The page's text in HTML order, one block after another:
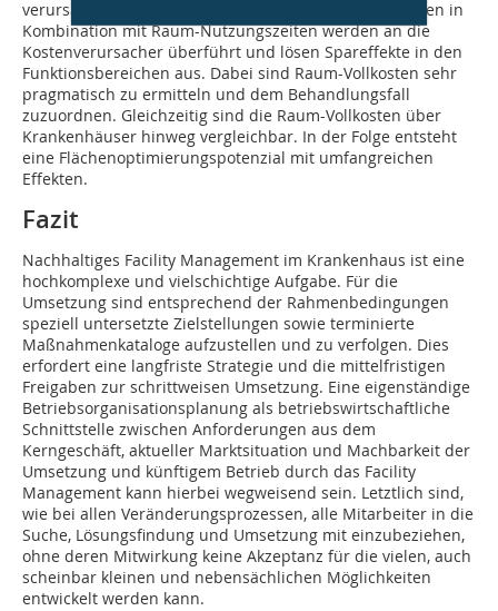
verursachungsgerecht zuordenbaren Arbeitsplatzkosten in
Kombination mit Raum-Nutzungszeiten werden an die
Kostenverursacher überführt und lösen Spareffekte in den
Funktionsbereichen aus. Dabei sind Raum-Vollkosten sehr
pragmatisch zu ermitteln und dem Behandlungsfall
zuzuordnen. Gleichzeitig sind die Raum-Vollkosten über
Krankenhäuser hinweg vergleichbar. In der Folge entsteht
eine Flächenoptimierungspotenzial mit umfangreichen
Effekten.
Fazit
Nachhaltiges Facility Management im Krankenhaus ist eine
hochkomplexe und vielschichtige Aufgabe. Für die
Umsetzung sind entsprechend der Rahmenbedingungen
speziell untersetzte Zielstellungen sowie terminierte
Maßnahmenkataloge aufzustellen und zu verfolgen. Dies
erfordert eine langfriste Strategie und die mittelfristigen
Freigaben zur schrittweisen Umsetzung. Eine eigenständige
Betriebsorganisationsplanung als betriebswirtschaftliche
Schnittstelle zwischen Anforderungen aus dem
Kerngeschäft, aktueller Marktsituation und Machbarkeit der
Umsetzung und künftigem Betrieb durch das Facility
Management kann hierbei wegweisend sein. Letztlich sind,
wie bei allen Veränderungsprozessen, alle Mitarbeiter in die
Suche, Lösungsfindung und Umsetzung mit einzubeziehen,
ohne deren Mitwirkung keine Akzeptanz für die vielen, auch
scheinbar kleinen und nebensächlichen Möglichkeiten
entwickelt werden kann.